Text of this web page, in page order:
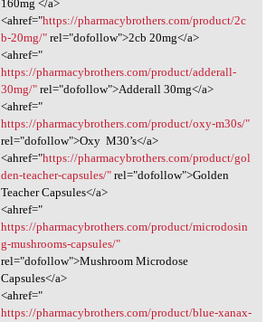
160mg </a>
<ahref="https://pharmacybrothers.com/product/2c
b-20mg/"rel="dofollow">2cb 20mg</a>
<ahref="
https://pharmacybrothers.com/product/adderall-
30mg/"rel="dofollow">Adderall 30mg</a>
<ahref="
https://pharmacybrothers.com/product/oxy-m30s/"
rel="dofollow">Oxy M30’s</a>
<ahref="https://pharmacybrothers.com/product/gol
den-teacher-capsules/"rel="dofollow">Golden
Teacher Capsules</a>
<ahref="
https://pharmacybrothers.com/product/microdosin
g-mushrooms-capsules/"
rel="dofollow">Mushroom Microdose
Capsules</a>
<ahref="
https://pharmacybrothers.com/product/blue-xanax-